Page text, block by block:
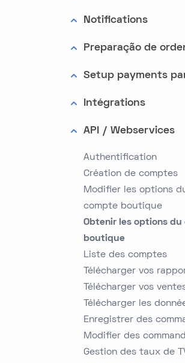
Notifications
Preparação de
Setup payments
Intégrations
API / Webservices
Authentification
Création de comptes
Modifier les options
compte boutique
Obtenir les options du
boutique
Liste des comptes
Télécharger vos
Télécharger vos
Télécharger les
Enregistrer des
Modifier des
Gestion des taux de